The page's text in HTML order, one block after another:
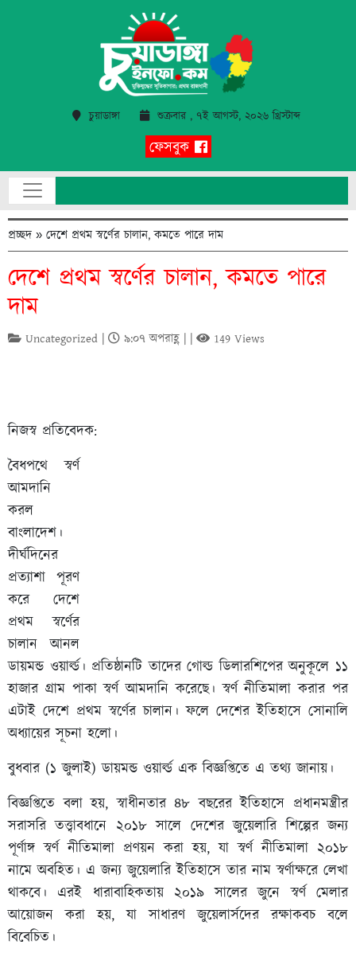
চুয়াডাঙ্গা শুক্রবার , ৭ই আগস্ট, ২০২৬ খ্রিস্টাব্দ
ফেসবুক
প্রচ্ছদ » দেশে প্রথম স্বর্ণের চালান, কমতে পারে দাম
দেশে প্রথম স্বর্ণের চালান, কমতে পারে
দাম
Uncategorized | ৯:০৭ অপরাহ্ণ | | 149 Views
নিজস্ব প্রতিবেদক:
বৈধপথে স্বর্ণ
আমদানি
করল
বাংলাদেশ।
দীর্ঘদিনের
প্রত্যাশা পূরণ
করে দেশে
প্রথম স্বর্ণের
চালান আনল
ডায়মন্ড ওয়ার্ল্ড। প্রতিষ্ঠানটি তাদের গোল্ড ডিলারশিপের অনুকূলে ১১
হাজার গ্রাম পাকা স্বর্ণ আমদানি করেছে। স্বর্ণ নীতিমালা করার পর
এটাই দেশে প্রথম স্বর্ণের চালান। ফলে দেশের ইতিহাসে সোনালি
অধ্যায়ের সূচনা হলো।
বুধবার (১ জুলাই) ডায়মন্ড ওয়ার্ল্ড এক বিজ্ঞপ্তিতে এ তথ্য জানায়।
বিজ্ঞপ্তিতে বলা হয়, স্বাধীনতার ৪৮ বছরের ইতিহাসে প্রধানমন্ত্রীর
সরাসরি তত্ত্বাবধানে ২০১৮ সালে দেশের জুয়েলারি শিল্পের জন্য
পূর্ণাঙ্গ স্বর্ণ নীতিমালা প্রণয়ন করা হয়, যাস্বর্ণ নীতিমালা ২০১৮
নামে অবহিত। এ জন্য জুয়েলারি ইতিহাসে তার নাম স্বর্ণাক্ষরে লেখা
থাকবে। এরই ধারাবাহিকতায় ২০১৯ সালের জুনে স্বর্ণ মেলার
আয়োজন করা হয়, যা সাধারণ জুয়েলার্সদের রক্ষাকবচ বলে
বিবেচিত।